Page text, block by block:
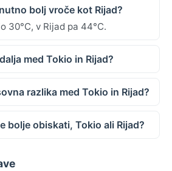
bolj vroče kot Rijad?
30°C, v Rijad pa 44°C.
med Tokio in Rijad?
razlika med Tokio in Rijad?
bolje obiskati, Tokio ali Rijad?